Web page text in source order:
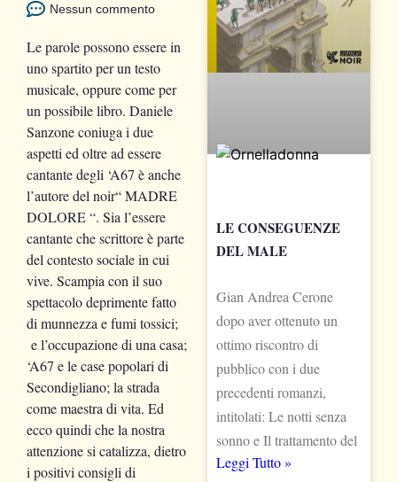
Nessun commento
Le parole possono essere in
uno spartito per un testo
musicale, oppure come per
un possibile libro. Daniele
Sanzone coniuga i due
aspetti ed oltre ad essere
cantante degli ‘A67 è anche
l’autore del noir“ MADRE
DOLORE “. Sia l’essere
cantante che scrittore è parte
del contesto sociale in cui
vive. Scampia con il suo
spettacolo deprimente fatto
di munnezza e fumi tossici;
e l’occupazione di una casa;
‘A67 e le case popolari di
Secondigliano; la strada
come maestra di vita. Ed
ecco quindi che la nostra
attenzione si catalizza, dietro
i positivi consigli di
LE CONSEGUENZE
DEL MALE
Gian Andrea Cerone
dopo aver ottenuto un
ottimo riscontro di
pubblico con i due
precedenti romanzi,
intitolati: Le notti senza
sonno e Il trattamento del
Leggi Tutto »